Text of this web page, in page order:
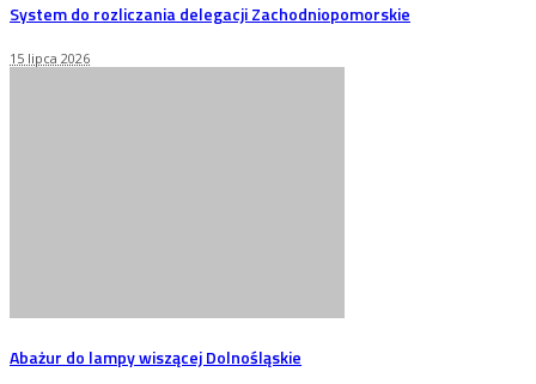
System do rozliczania delegacji Zachodniopomorskie
15 lipca 2026
Abażur do lampy wiszącej Dolnośląskie